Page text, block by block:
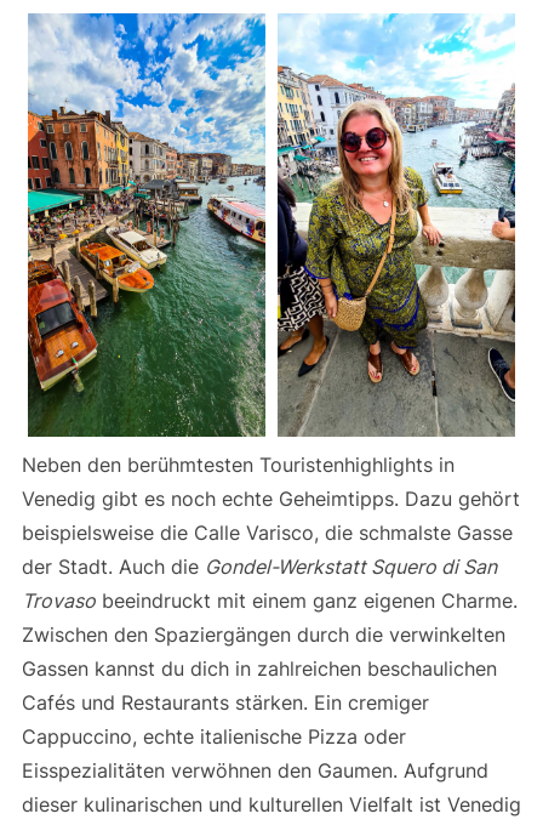
Neben den berühmtesten Touristenhighlights in
Venedig gibt es noch echte Geheimtipps. Dazu gehört
beispielsweise die Calle Varisco, die schmalste Gasse
der Stadt. Auch die Gondel-Werkstatt Squero di San
Trovasobeeindruckt mit einem ganz eigenen Charme.
Zwischen den Spaziergängen durch die verwinkelten
Gassen kannst du dich in zahlreichen beschaulichen
Cafés und Restaurants stärken. Ein cremiger
Cappuccino, echte italienische Pizza oder
Eisspezialitäten verwöhnen den Gaumen. Aufgrund
dieser kulinarischen und kulturellen Vielfalt ist Venedig